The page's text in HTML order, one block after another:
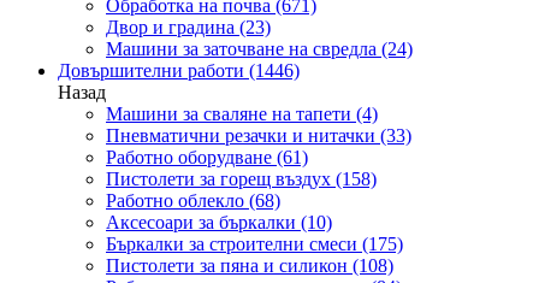
Обработка на почва (671)
Двор и градина (23)
Машини за заточване на свредла (24)
Довършителни работи (1446)
Назад
Машини за сваляне на тапети (4)
Пневматични резачки и нитачки (33)
Работно оборудване (61)
Пистолети за горещ въздух (158)
Работно облекло (68)
Аксесоари за бъркалки (10)
Бъркалки за строителни смеси (175)
Пистолети за пяна и силикон (108)